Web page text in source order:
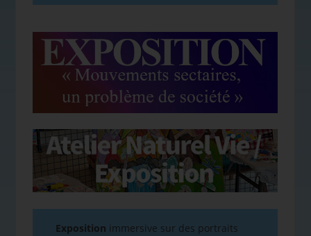
Exposition immersive sur des portraits